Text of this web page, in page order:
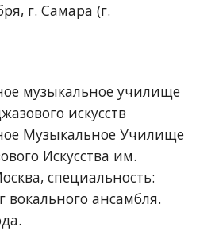
г. Самара (г.
музыкальное училище
искусств
Музыкальное Училище
Искусства им.
специальность:
вокального ансамбля.